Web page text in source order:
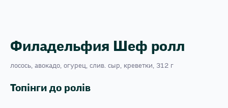
Филадельфия Шеф ролл
лосось, авокадо, огурец, слив. сыр, креветки, 312 г
Топінги до ролів